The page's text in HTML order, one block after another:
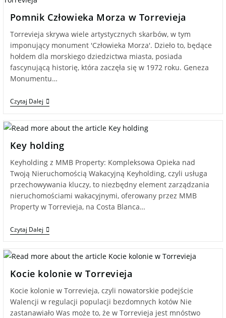
Pomnik Człowieka Morza w Torrevieja
Torrevieja skrywa wiele artystycznych skarbów, w tym
imponujący monument 'Człowieka Morza'. Dzieło to, będące
hołdem dla morskiego dziedzictwa miasta, posiada
fascynującą historię, która zaczęła się w 1972 roku. Geneza
Monumentu…
Czytaj Dalej
Key holding
Keyholding z MMB Property: Kompleksowa Opieka nad
Twoją Nieruchomością Wakacyjną Keyholding, czyli usługa
przechowywania kluczy, to niezbędny element zarządzania
nieruchomościami wakacyjnymi, oferowany przez MMB
Property w Torrevieja, na Costa Blanca…
Czytaj Dalej
Kocie kolonie w Torrevieja
Kocie kolonie w Torrevieja, czyli nowatorskie podejście
Walencji w regulacji populacji bezdomnych kotów Nie
zastanawiało Was może to, że w Torrevieja jest mnóstwo